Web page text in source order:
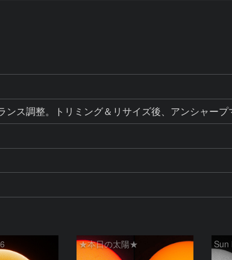
ス調整。トリミング＆リサイズ後、アンシャープ
★本日の太陽★